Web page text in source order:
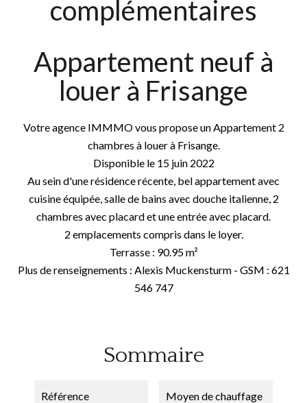
complémentaires
Appartement neuf à
louer à Frisange
Votre agence IMMMO vous propose un Appartement 2
chambres à louer à Frisange.
Disponible le 15 juin 2022
Au sein d'une résidence récente, bel appartement avec
cuisine équipée, salle de bains avec douche italienne, 2
chambres avec placard et une entrée avec placard.
2 emplacements compris dans le loyer.
Terrasse : 90.95 m²
Plus de renseignements : Alexis Muckensturm - GSM : 621
546 747
Sommaire
Référence
Moyen de chauffage